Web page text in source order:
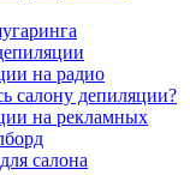
на радио
салону депиляции?
на рекламных
салона